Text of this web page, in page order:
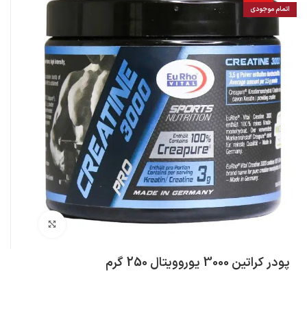
اتمام موجودی
بزرگنمایی تصویر
پودر کراتین 3000 یوروویتال 250 گرم